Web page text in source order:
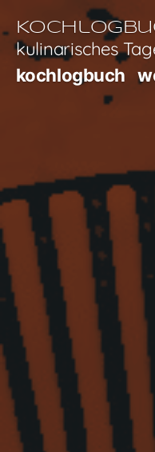
Inhalt
springen
kulinarisches
kochlogbuch